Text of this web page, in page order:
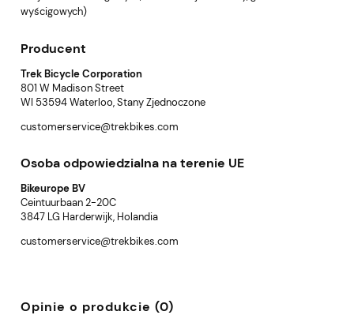
wyścigowych)
Producent
Trek Bicycle Corporation
801 W Madison Street
WI 53594 Waterloo, Stany Zjednoczone
customerservice@trekbikes.com
Osoba odpowiedzialna na terenie UE
Bikeurope BV
Ceintuurbaan 2-20C
3847 LG Harderwijk, Holandia
customerservice@trekbikes.com
Opinie o produkcie (0)